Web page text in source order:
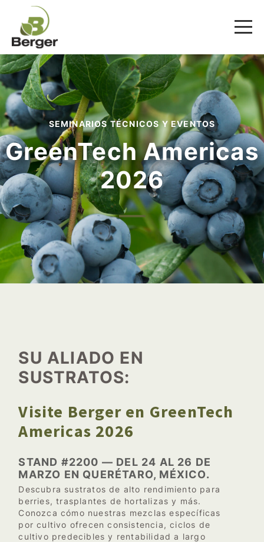
SEMINARIOS TÉCNICOS Y EVENTOS
GreenTech Americas
2026
SU ALIADO EN
SUSTRATOS:
Visite Berger en GreenTech
Americas 2026
STAND #2200 — DEL 24 AL 26 DE
MARZO EN QUERÉTARO, MÉXICO.
Descubra sustratos de alto rendimiento para
berries, trasplantes de hortalizas y más.
Conozca cómo nuestras mezclas específicas
por cultivo ofrecen consistencia, ciclos de
cultivo predecibles y rentabilidad a largo